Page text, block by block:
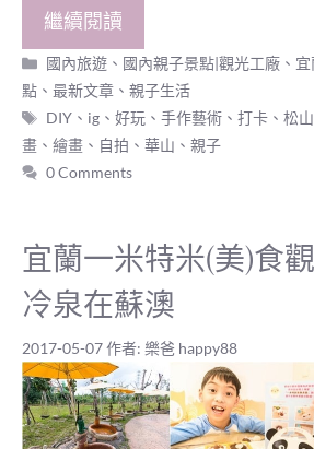
繼續閱讀
分
類
國內旅遊 、 國內親子景點|觀光工廠 、
點 、 最新文章 、 親子生活
標
籤
DIY 、 ig 、好玩 、手作藝術 、打卡 、松山
畫 、 繪畫 、 自拍 、 華山 、 親子
0 Comments
宜蘭一米特米(美)食
冷泉在蘇澳
2017-05-07作者: 樂爸 happy88